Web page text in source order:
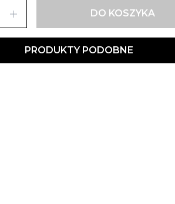
add DO KOSZYKA
PRODUKTY PODOBNE